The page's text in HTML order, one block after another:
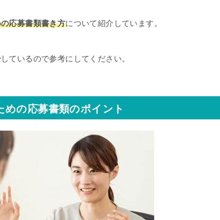
応募書類書き方について紹介しています。
しているので参考にしてください。
の応募書類のポイント